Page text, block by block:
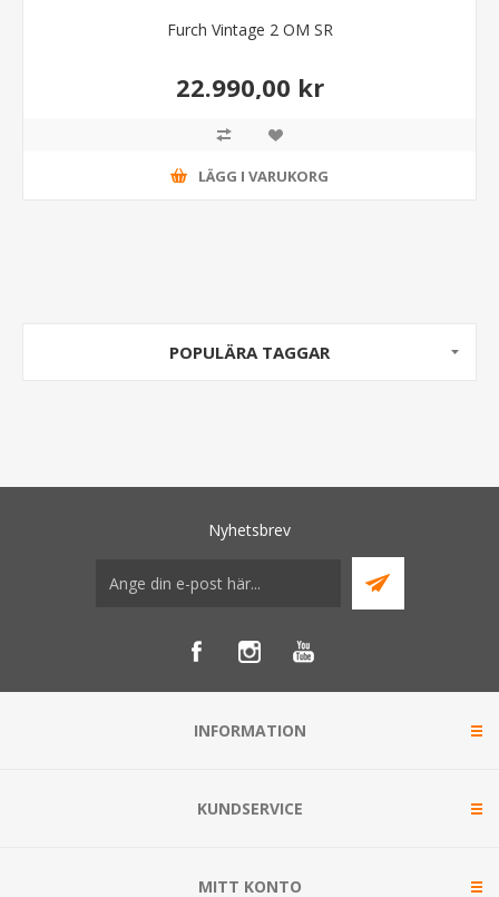
Furch Vintage 2 OM SR
22.990,00 kr
LÄGG I VARUKORG
POPULÄRA TAGGAR
Nyhetsbrev
INFORMATION
KUNDSERVICE
MITT KONTO